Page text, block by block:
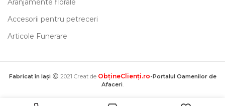
Aranjamente florale
Accesorii pentru petreceri
Articole Funerare
Fabricat în Iași 2021 Creat de ObțineClienți.ro-Portalul Oamenilor de
Afaceri.